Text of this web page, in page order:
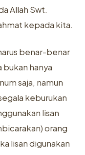
Allah Swt.
kepada kita.
benar-benar
bukan hanya
saja, namun
keburukan
lisan
orang
lisan digunakan